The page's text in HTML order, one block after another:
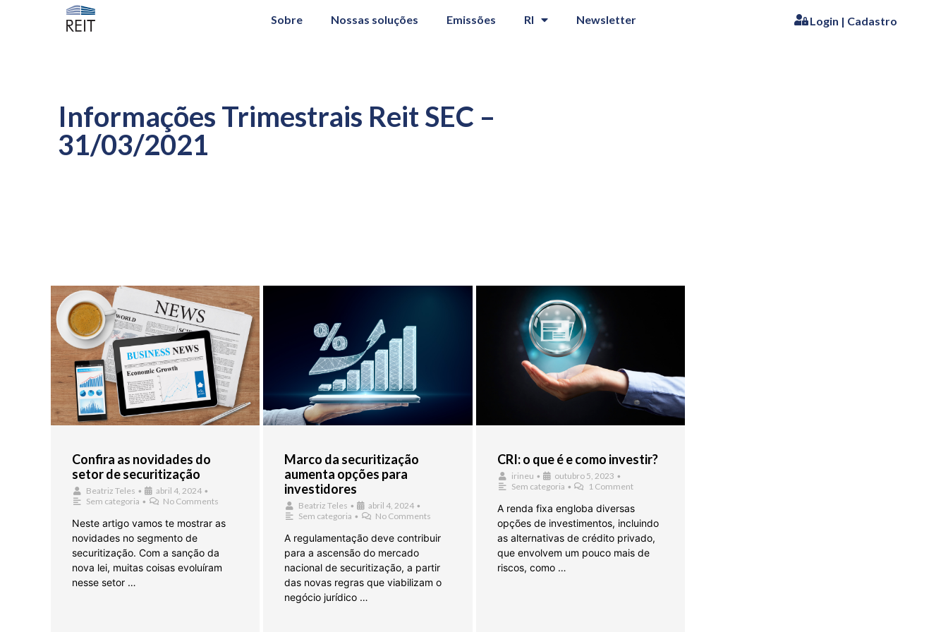
Sobre Nossas soluções Emissões RI Newsletter Login | Cadastro
Informações Trimestrais Reit SEC –
31/03/2021
Confira as novidades do
setor de securitização
Beatriz Teles • abril 4, 2024 •
Sem categoria • No Comments
Neste artigo vamos te mostrar as
novidades no segmento de
securitização. Com a sanção da
nova lei, muitas coisas evoluíram
nesse setor …
Marco da securitização
aumenta opções para
investidores
Beatriz Teles • abril 4, 2024 •
Sem categoria • No Comments
A regulamentação deve contribuir
para a ascensão do mercado
nacional de securitização, a partir
das novas regras que viabilizam o
negócio jurídico …
CRI: o que é e como investir?
irineu • outubro 5, 2023 •
Sem categoria • 1 Comment
A renda fixa engloba diversas
opções de investimentos, incluindo
as alternativas de crédito privado,
que envolvem um pouco mais de
riscos, como …